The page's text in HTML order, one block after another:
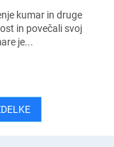
kumar in druge
in povečali svoj
je...